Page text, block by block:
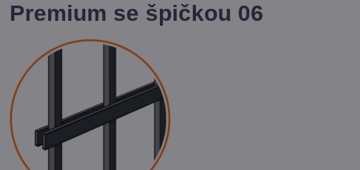
Premium se špičkou 06